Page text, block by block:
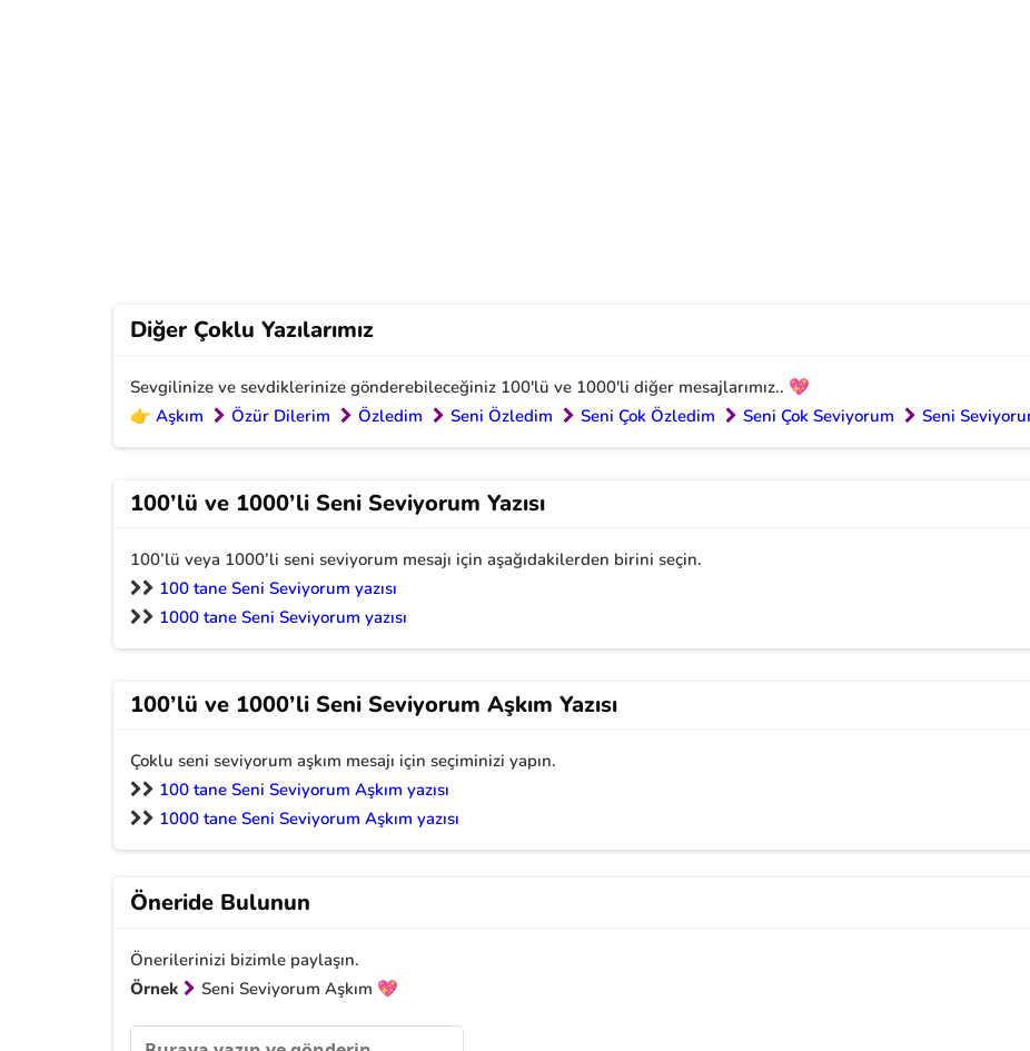
Diğer Çoklu Yazılarımız
Sevgilinize ve sevdiklerinize gönderebileceğiniz 100'lü ve 1000'li diğer mesajlarımız.. 💖
👉 Aşkım Özür Dilerim Özledim Seni Özledim Seni Çok Özledim Seni Çok Seviyorum Seni
100’lü ve 1000’li Seni Seviyorum Yazısı
100’lü veya 1000’li seni seviyorum mesajı için aşağıdakilerden birini seçin.
100 tane Seni Seviyorum yazısı
1000 tane Seni Seviyorum yazısı
100’lü ve 1000’li Seni Seviyorum Aşkım Yazısı
Çoklu seni seviyorum aşkım mesajı için seçiminizi yapın.
100 tane Seni Seviyorum Aşkım yazısı
1000 tane Seni Seviyorum Aşkım yazısı
Öneride Bulunun
Önerilerinizi bizimle paylaşın.
Örnek
Seni Seviyorum Aşkım 💖